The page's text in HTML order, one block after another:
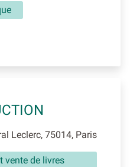
Leclerc, 75014, Paris
vente de livres